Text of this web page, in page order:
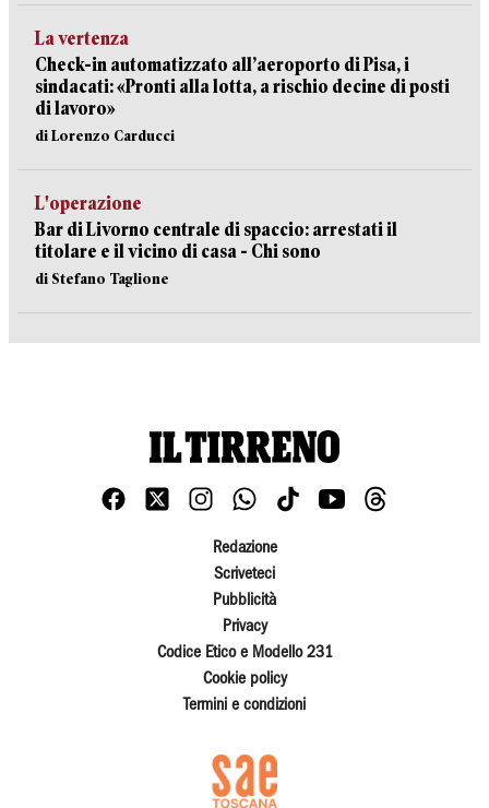
La vertenza
Check-in automatizzato all’aeroporto di Pisa, i
sindacati: «Pronti alla lotta, a rischio decine di posti
di lavoro»
di Lorenzo Carducci
L'operazione
Bar di Livorno centrale di spaccio: arrestati il
titolare e il vicino di casa - Chi sono
di Stefano Taglione
Redazione
Scriveteci
Pubblicità
Privacy
Codice Etico e Modello 231
Cookie policy
Termini e condizioni